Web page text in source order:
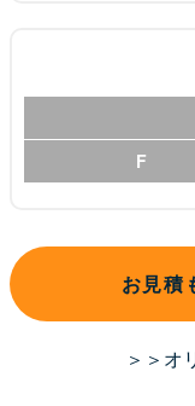
F
お見積
＞＞オ